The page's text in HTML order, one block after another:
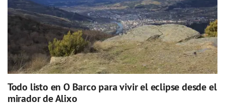
Todo listo en O Barco para vivir el eclipse desde el
mirador de Alixo